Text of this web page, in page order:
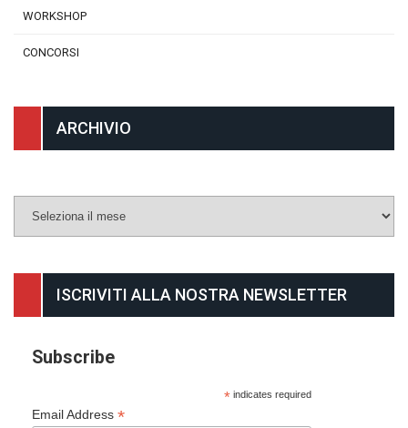
WORKSHOP
CONCORSI
ARCHIVIO
ISCRIVITI ALLA NOSTRA NEWSLETTER
Subscribe
* indicates required
Email Address *